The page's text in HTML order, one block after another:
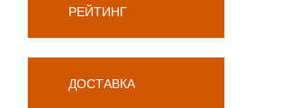
РЕЙТИНГ
ДОСТАВКА